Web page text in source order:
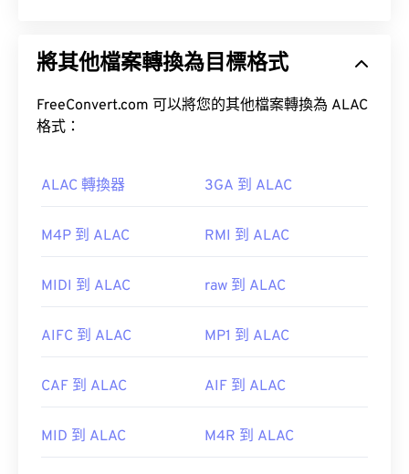
將其他檔案轉換為目標格式
FreeConvert.com 可以將您的其他檔案轉換為 ALAC
格式：
ALAC 轉換器 3GA 到 ALAC
M4P 到 ALAC RMI 到 ALAC
MIDI 到 ALAC raw 到 ALAC
AIFC 到 ALAC MP1 到 ALAC
CAF 到 ALAC AIF 到 ALAC
MID 到 ALAC M4R 到 ALAC